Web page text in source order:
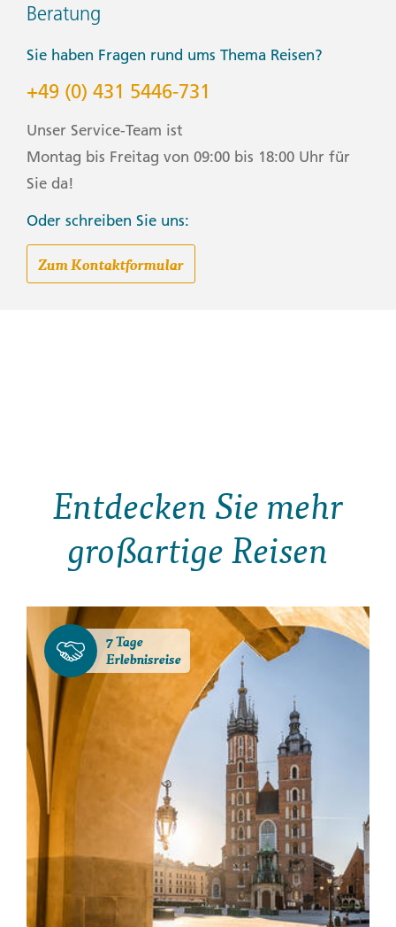
Beratung
Sie haben Fragen rund ums Thema Reisen?
+49 (0) 431 5446-731
Unser Service-Team ist
Montag bis Freitag von 09:00 bis 18:00 Uhr für
Sie da!
Oder schreiben Sie uns:
Zum Kontaktformular
Entdecken Sie mehr
großartige Reisen
7 Tage
Erlebnisreise